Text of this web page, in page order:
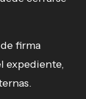
firma
expediente,